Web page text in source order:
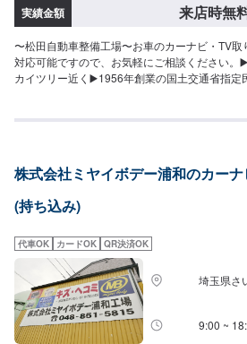
実績金額 来店時無
〜松田自動車整備工場〜お車のカーナビ・TV
対応可能ですので、お気軽にご相談ください。
カイツリー近く▶️1956年創業の国土交通省指
お任せください！「お車のかかりつけ医」とし
り貸出できかねる場合がございます。【パーツ
販売可能！持ち込み希望の方▶️オファーにてお
ださい。ご購入希望の方▶️オファーにて車種情
株式会社ミヤイボデー浦和のカー
(持ち込み)
代車OK カードOK QR決済OK
埼玉県さ
9:00 ~